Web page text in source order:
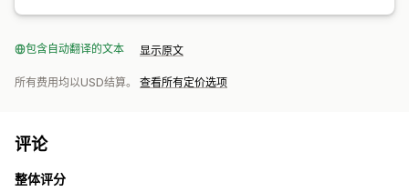
包含自动翻译的文本 显示原文
所有费用均以USD结算。 查看所有定价选项
评论
整体评分